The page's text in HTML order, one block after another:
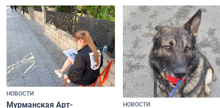
НОВОСТИ
Мурманская Арт-
НОВОСТИ